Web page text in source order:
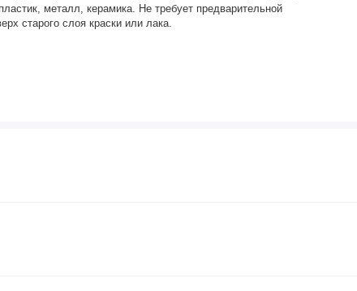
металл, керамика. Не требует предварительной
старого слоя краски или лака.